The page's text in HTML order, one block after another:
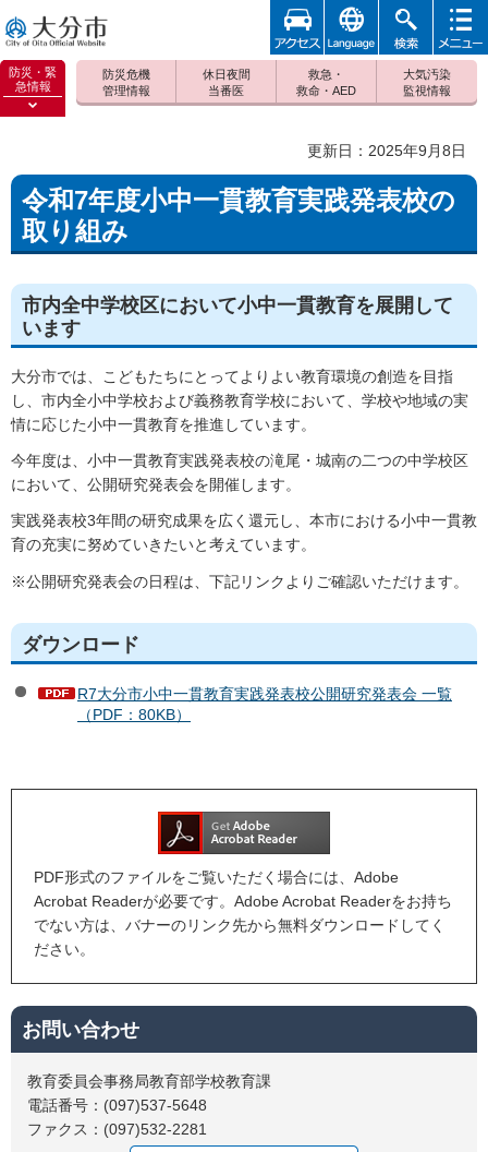
大分市
防災・緊
急情報
防災緊
防災危機
管理情報
休日夜間
当番医
救急・
救命・AED
大気汚染
監視情報
アクセ
ス
foreign 検索
メニュ
更新日：2025年9月8日
令和7年度小中一貫教育実践発表校の
取り組み
市内全中学校区において小中一貫教育を展開して
います
大分市では、こどもたちにとってよりよい教育環境の創造を目指
し、市内全小中学校および義務教育学校において、学校や地域の実
情に応じた小中一貫教育を推進しています。
今年度は、小中一貫教育実践発表校の滝尾・城南の二つの中学校区
において、公開研究発表会を開催します。
実践発表校3年間の研究成果を広く還元し、本市における小中一貫教
育の充実に努めていきたいと考えています。
※公開研究発表会の日程は、下記リンクよりご確認いただけます。
ダウンロード
R7大分市小中一貫教育実践発表校公開研究発表会 一覧
（PDF：80KB）
PDF形式のファイルをご覧いただく場合には、Adobe
Acrobat Readerが必要です。Adobe Acrobat Readerをお持ち
でない方は、バナーのリンク先から無料ダウンロードしてく
ださい。
お問い合わせ
教育委員会事務局教育部学校教育課
電話番号：(097)537-5648
ファクス：(097)532-2281